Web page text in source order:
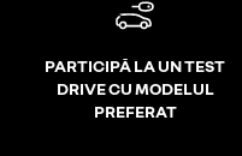
PARTICIPĂ LA UN TEST
DRIVE CU MODELUL
PREFERAT